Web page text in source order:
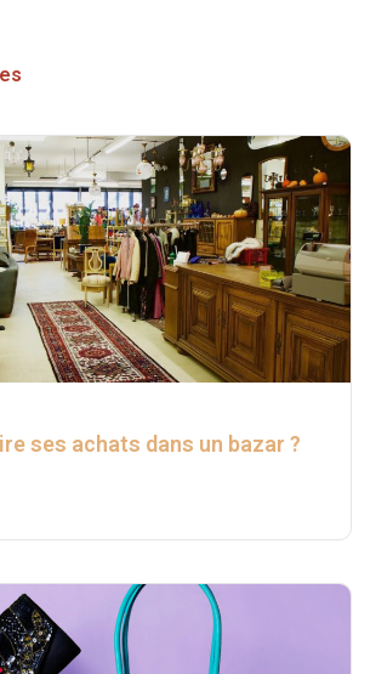
ses achats dans un bazar ?